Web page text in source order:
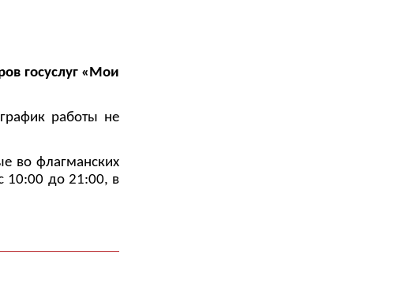
госуслуг «Мои
работы не
во флагманских
10:00 до 21:00, в